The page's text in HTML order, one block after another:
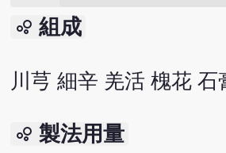
bubble_chart 組成
川芎 細辛 羌活 槐花
bubble_chart 製法用量